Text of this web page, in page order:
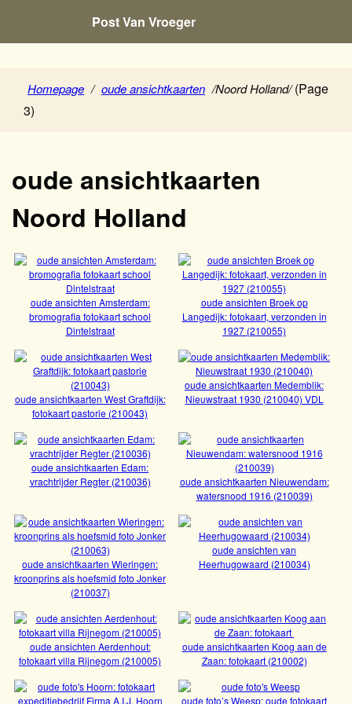
Post Van Vroeger
Homepage / oude ansichtkaarten /Noord Holland/(Page
3)
oude ansichtkaarten
Noord Holland
oude ansichten Amsterdam:
bromografia fotokaart school
Dintelstraat
oude ansichten Amsterdam: bromografia
fotokaart school Dintelstraat
oude ansichten Broek op
Langedijk: fotokaart, verzonden in
1927 (210055)
oude ansichten Broek op Langedijk:
fotokaart, verzonden in 1927 (210055)
oude ansichtkaarten West Graftdijk:
fotokaart pastorie (210043)
oude ansichtkaarten West Graftdijk:
oude ansichtkaarten Medemblik:
Nieuwstraat 1930 (210040) VDL
oude ansichtkaarten Medemblik:
Bekijk
oude ansichtkaarten Edam:
vrachtrijder Regter (210036)
Bekijk
oude ansichtkaarten Nieuwendam:
watersnood 1916 (210039)
Bekijk
oude ansichtkaarten Wieringen:
kroonprins als hoefsmid foto Jonker
(210037)
oude ansichten van
Heerhugowaard (210034)
Bekijk
oude ansichten Aerdenhout:
fotokaart villa Rijnegom (210005)
Bekijk
oude ansichtkaarten Koog aan de
Zaan: fotokaart (210002)Bekijk
oude foto’s Weesp: oude fotokaart